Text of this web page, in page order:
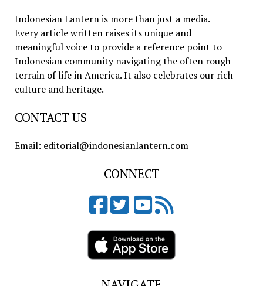
Indonesian Lantern is more than just a media.
Every article written raises its unique and
meaningful voice to provide a reference point to
Indonesian community navigating the often rough
terrain of life in America. It also celebrates our rich
culture and heritage.
CONTACT US
Email: editorial@indonesianlantern.com
CONNECT